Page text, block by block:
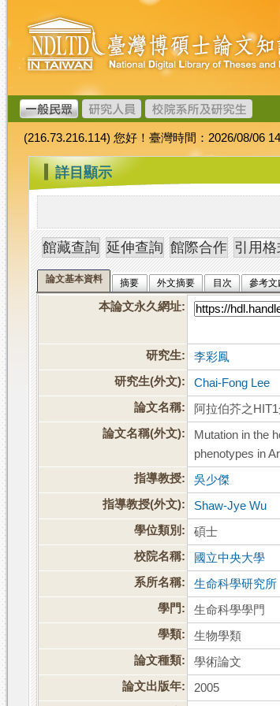
跳
到
主
要
內
容
臺
灣
博
碩
士
論
文
加
值
系
統
(216.73.216.114) 您好！臺灣時間：2026/08/06
::: 詳目顯示
論文基本資料 摘要 外文摘要 目次 參考文
本論文永久網址:
研究生:
李彩鳳
研究生(外文):
Chai-Fong Lee
論文名稱:
阿拉伯芥之
論文名稱(外文):
Mutation in the
phenotypes in
指導教授:
吳少傑
指導教授(外文):
Shaw-Jye Wu
學位類別:
碩士
校院名稱:
國立中央大學
系所名稱:
生命科學研究所
學門:
生命科學學門
學類:
生物學類
論文種類:
學術論文
論文出版年:
2005